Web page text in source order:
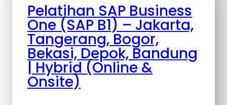
Pelatihan SAP Business
One (SAP B1) – Jakarta,
Tangerang, Bogor,
Bekasi, Depok, Bandung
| Hybrid (Online &
Onsite)